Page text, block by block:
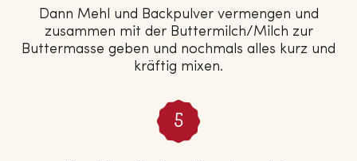
Dann Mehl und Backpulver vermengen und
zusammen mit der Buttermilch/Milch zur
Buttermasse geben und nochmals alles kurz und
kräftig mixen.